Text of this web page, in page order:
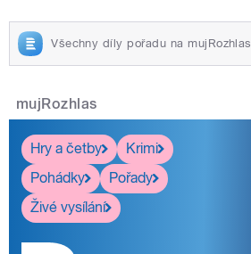
Všechny díly pořadu na mujRozhlas
mujRozhlas
Hry a četby
Krimi
Pohádky
Pořady
Živé vysílání